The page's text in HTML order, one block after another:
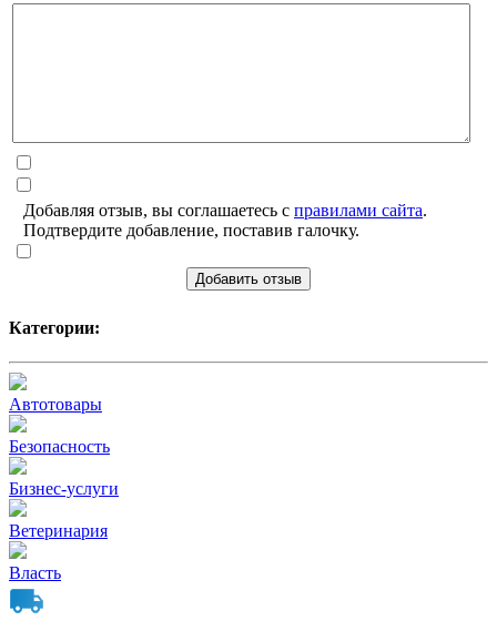
Добавляя отзыв, вы соглашаетесь с правилами сайта.
Подтвердите добавление, поставив галочку.
Добавить отзыв
Категории:
Автотовары
Безопасность
Бизнес-услуги
Ветеринария
Власть